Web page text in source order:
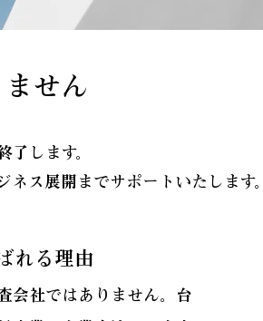
せん
します。
ス展開までサポートいたします。
れる理由
会社ではありません。台